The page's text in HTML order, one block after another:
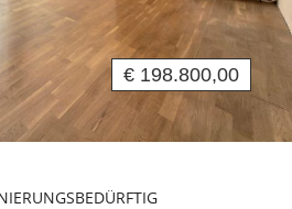
€ 198.800,00